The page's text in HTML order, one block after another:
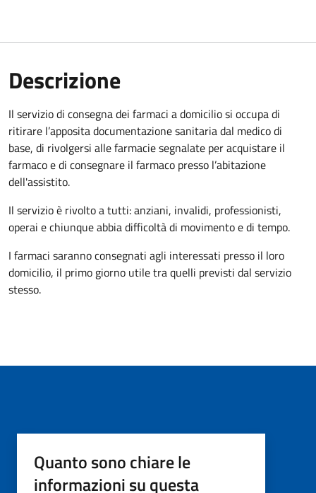
Descrizione
Il servizio di consegna dei farmaci a domicilio si occupa di
ritirare l’apposita documentazione sanitaria dal medico di
base, di rivolgersi alle farmacie segnalate per acquistare il
farmaco e di consegnare il farmaco presso l’abitazione
dell'assistito.
Il servizio è rivolto a tutti: anziani, invalidi, professionisti,
operai e chiunque abbia difficoltà di movimento e di tempo.
I farmaci saranno consegnati agli interessati presso il loro
domicilio, il primo giorno utile tra quelli previsti dal servizio
stesso.
Quanto sono chiare le
informazioni su questa